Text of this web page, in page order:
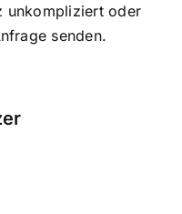
unkompliziert oder
senden.